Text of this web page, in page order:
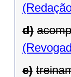
d)
e)